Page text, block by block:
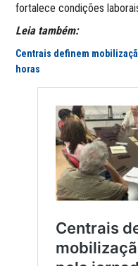
fortalece condições
Leia também:
Centrais definem
horas